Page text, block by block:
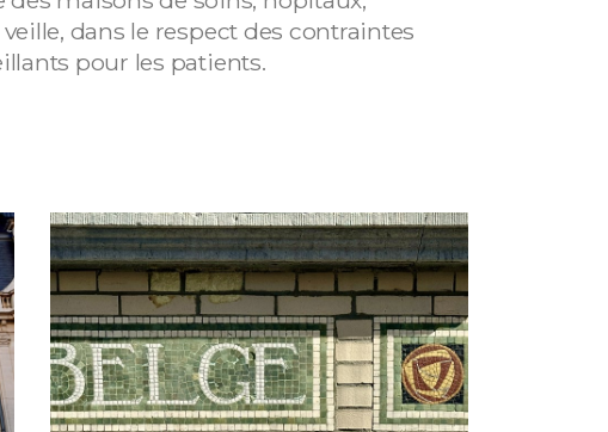
dans le respect des contraintes
pour les patients.